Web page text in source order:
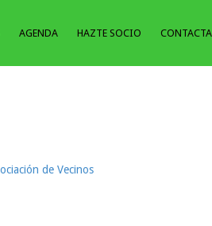
AGENDA HAZTE SOCIO CONTACTA